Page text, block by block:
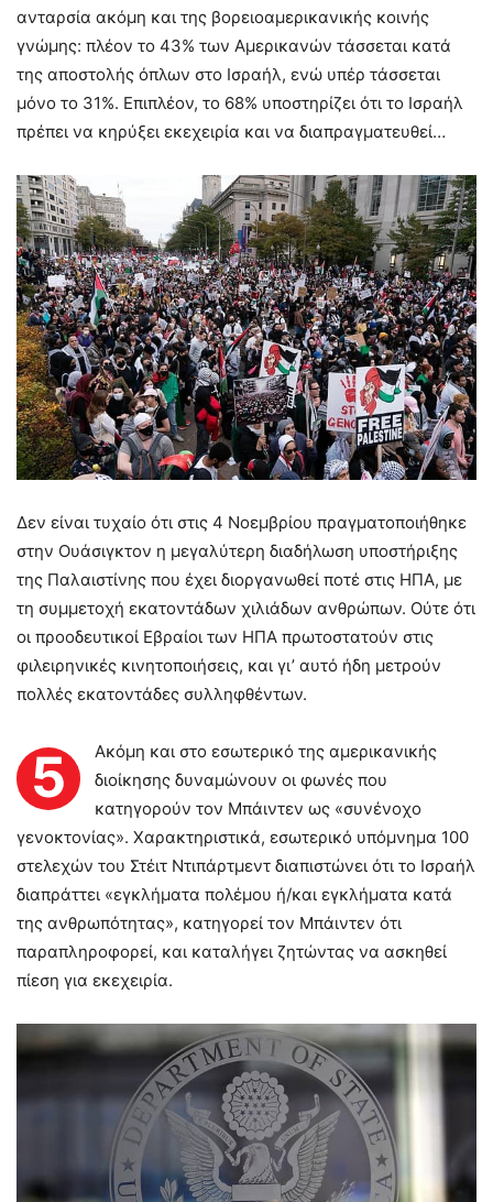
ανταρσία ακόμη και της βορειοαμερικανικής κοινής
γνώμης: πλέον το 43% των Αμερικανών τάσσεται κατά
της αποστολής όπλων στο Ισραήλ, ενώ υπέρ τάσσεται
μόνο το 31%. Επιπλέον, το 68% υποστηρίζει ότι το Ισραήλ
πρέπει να κηρύξει εκεχειρία και να διαπραγματευθεί…
Δεν είναι τυχαίο ότι στις 4 Νοεμβρίου πραγματοποιήθηκε
στην Ουάσιγκτον η μεγαλύτερη διαδήλωση υποστήριξης
της Παλαιστίνης που έχει διοργανωθεί ποτέ στις ΗΠΑ, με
τη συμμετοχή εκατοντάδων χιλιάδων ανθρώπων. Ούτε ότι
οι προοδευτικοί Εβραίοι των ΗΠΑ πρωτοστατούν στις
φιλειρηνικές κινητοποιήσεις, και γι’ αυτό ήδη μετρούν
πολλές εκατοντάδες συλληφθέντων.
5
Ακόμη και στο εσωτερικό της αμερικανικής
διοίκησης δυναμώνουν οι φωνές που
κατηγορούν τον Μπάιντεν ως «συνένοχο
γενοκτονίας». Χαρακτηριστικά, εσωτερικό υπόμνημα 100
στελεχών του Στέιτ Ντιπάρτμεντ διαπιστώνει ότι το Ισραήλ
διαπράττει «εγκλήματα πολέμου ή/και εγκλήματα κατά
της ανθρωπότητας», κατηγορεί τον Μπάιντεν ότι
παραπληροφορεί, και καταλήγει ζητώντας να ασκηθεί
πίεση για εκεχειρία.